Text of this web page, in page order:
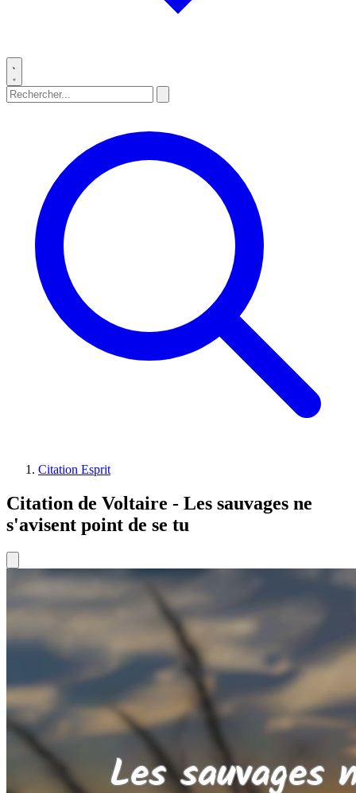
Citation Esprit
Citation de Voltaire - Les sauvages ne
s'avisent point de se tu